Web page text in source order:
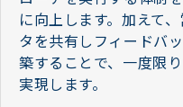
に向上します。加えて
タを共有しフィードバ
築することで、一度限
実現します。